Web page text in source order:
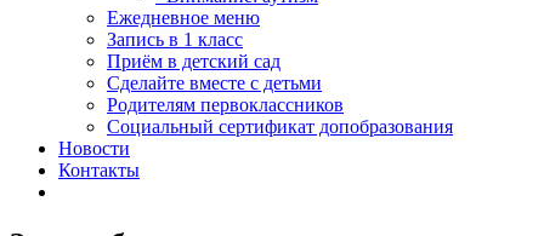
Ежедневное меню
Запись в 1 класс
Приём в детский сад
Сделайте вместе с детьми
Родителям первоклассников
Социальный сертификат допобразования
Новости
Контакты